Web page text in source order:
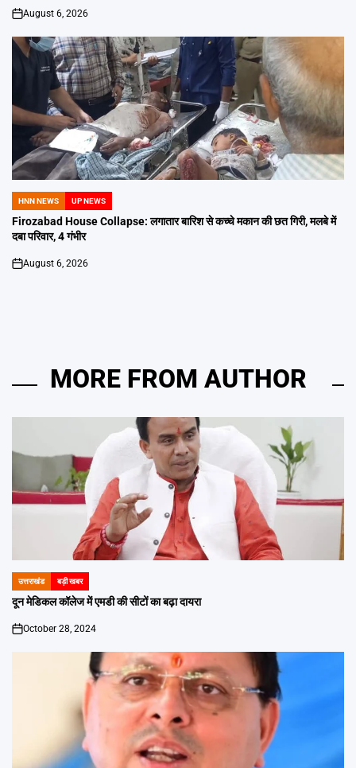
on
August 6, 2026
POSTED
IN
HNN NEWS UP NEWS
Firozabad House Collapse: लगातार बारिश से कच्चे मकान की छत गिरी, मलबे में
दबा परिवार, 4 गंभीर
on
August 6, 2026
MORE FROM AUTHOR
POSTED
IN
उत्तराखंड बड़ी खबर
दून मेडिकल कॉलेज में एमडी की सीटों का बढ़ा दायरा
on
October 28, 2024